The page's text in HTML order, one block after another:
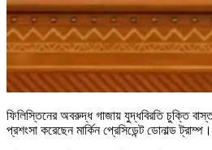
ফিলিস্তিনের অবরুদ্ধ গাজায় যুদ্ধবিরতি চুক্তি
প্রশংসা করেছেন মার্কিন প্রেসিডেন্ট ডোনাল্ড ট্রাম্প।